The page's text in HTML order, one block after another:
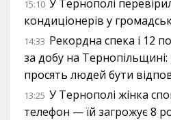
15:10 У Тернополі
кондиціонерів у
14:33 Рекордна спека і 12
за добу на
просять людей бути
13:25 У Тернополі жінка
телефон — їй загрожує 8